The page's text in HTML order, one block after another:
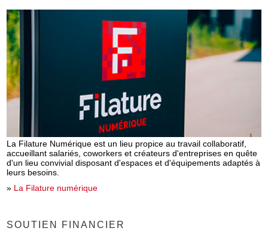
La Filature Numérique est un lieu propice au travail collaboratif,
accueillant salariés, coworkers et créateurs d'entreprises en quête
d'un lieu convivial disposant d'espaces et d'équipements adaptés à
leurs besoins.
» La Filature numérique
SOUTIEN FINANCIER